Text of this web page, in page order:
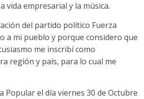
vida empresarial y la música.
del partido político Fuerza
a mi pueblo y porque considero que
me inscribí como
región y país, para lo cual me
Popular el día viernes 30 de Octubre